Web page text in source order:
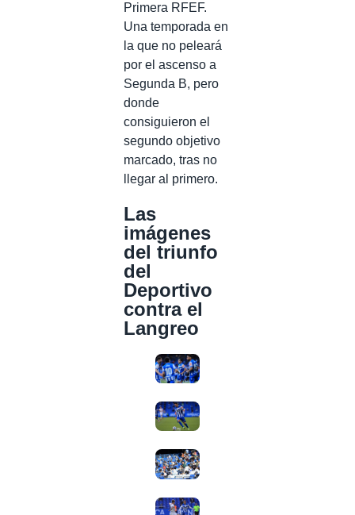
Primera RFEF.
Una temporada en
la que no peleará
por el ascenso a
Segunda B, pero
donde
consiguieron el
segundo objetivo
marcado, tras no
llegar al primero.
Las
imágenes
del triunfo
del
Deportivo
contra el
Langreo